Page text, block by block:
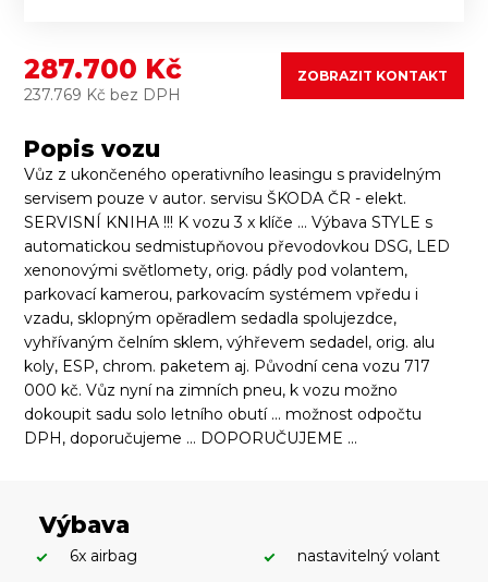
287.700 Kč
237.769 Kč bez DPH
ZOBRAZIT KONTAKT
Popis vozu
Vůz z ukončeného operativního leasingu s pravidelným
servisem pouze v autor. servisu ŠKODA ČR - elekt.
SERVISNÍ KNIHA !!! K vozu 3 x klíče ... Výbava STYLE s
automatickou sedmistupňovou převodovkou DSG, LED
xenonovými světlomety, orig. pádly pod volantem,
parkovací kamerou, parkovacím systémem vpředu i
vzadu, sklopným opěradlem sedadla spolujezdce,
vyhřívaným čelním sklem, výhřevem sedadel, orig. alu
koly, ESP, chrom. paketem aj. Původní cena vozu 717
000 kč. Vůz nyní na zimních pneu, k vozu možno
dokoupit sadu solo letního obutí ... možnost odpočtu
DPH, doporučujeme ... DOPORUČUJEME ...
Výbava
6x airbag
nastavitelný volant